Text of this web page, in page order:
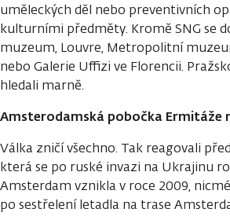
uměleckých děl nebo preventivních
kulturními předměty. Kromě SNG se
muzeum, Louvre, Metropolitní
nebo Galerie Uffizi ve Florencii.
hledali marně.
Amsterodamská pobočka Ermitáže
Válka zničí všechno. Tak reagovali
která se po ruské invazi na Ukrajinu
Amsterdam vznikla v roce 2009,
po sestřelení letadla na trase